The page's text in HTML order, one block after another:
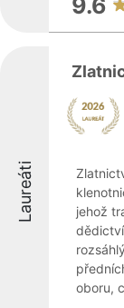
9.6
Laureáti
jehož
oboru,